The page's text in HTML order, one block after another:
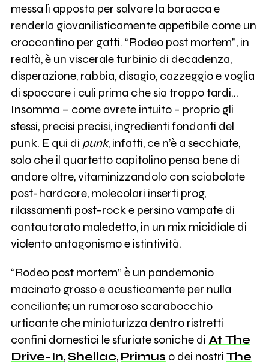
messa lì apposta per salvare la baracca e
renderla giovanilisticamente appetibile come un
croccantino per gatti. “Rodeo post mortem”, in
realtà, è un viscerale turbinio di decadenza,
disperazione, rabbia, disagio, cazzeggio e voglia
di spaccare i culi prima che sia troppo tardi…
Insomma – come avrete intuito - proprio gli
stessi, precisi precisi, ingredienti fondanti del
punk. E qui di punk, infatti, ce n’è a secchiate,
solo che il quartetto capitolino pensa bene di
andare oltre, vitaminizzandolo con sciabolate
post-hardcore, molecolari inserti prog,
rilassamenti post-rock e persino vampate di
cantautorato maledetto, in un mix micidiale di
violento antagonismo e istintività.
“Rodeo post mortem” è un pandemonio
macinato grosso e acusticamente per nulla
conciliante; un rumoroso scarabocchio
urticante che miniaturizza dentro ristretti
confini domestici le sfuriate soniche di At The
Drive-In,Shellac, Primus o dei nostri The